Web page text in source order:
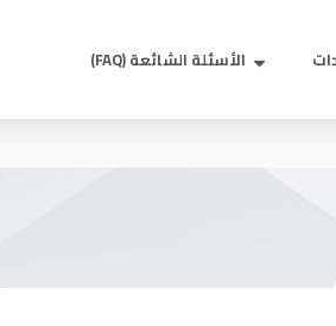
الأسئلة الشائعة (FAQ)